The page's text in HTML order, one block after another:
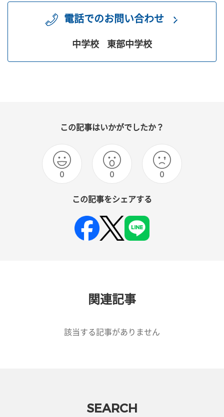
電話でのお問い合わせ
中学校 東部中学校
この記事はいかがでしたか？
0 0 0
この記事をシェアする
関連記事
該当する記事がありません
SEARCH